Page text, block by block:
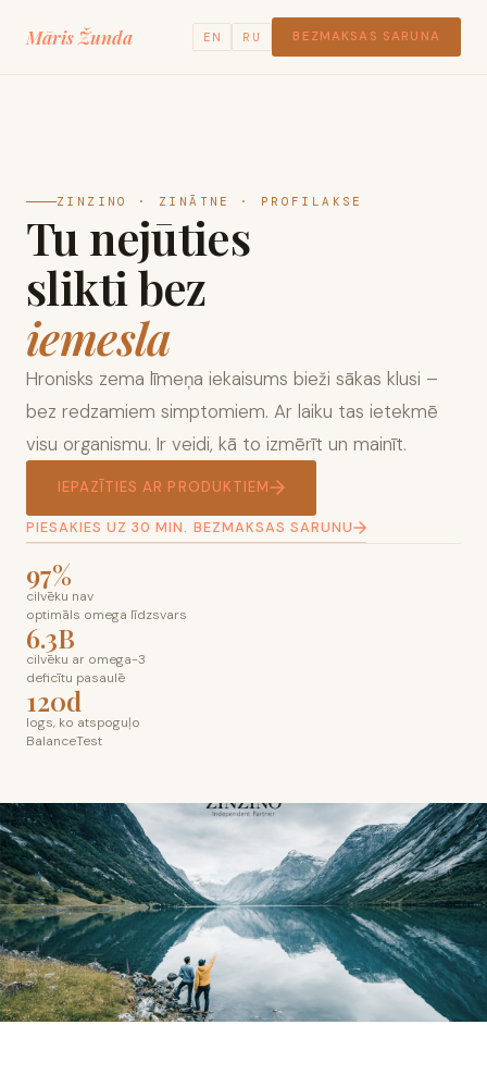
Māris Žunda EN RU BEZMAKSAS SARUNA
ZINZINO · ZINĀTNE · PROFILAKSE
Tu nejūties
slikti bez
iemesla
Hronisks zema līmeņa iekaisums bieži sākas klusi –
bez redzamiem simptomiem. Ar laiku tas ietekmē
visu organismu. Ir veidi, kā to izmērīt un mainīt.
IEPAZĪTIES AR PRODUKTIEM
PIESAKIES UZ 30 MIN. BEZMAKSAS SARUNU
97%
cilvēku nav
optimāls omega līdzsvars
6.3B
cilvēku ar omega-3
deficītu pasaulē
120d
logs, ko atspoguļo
BalanceTest